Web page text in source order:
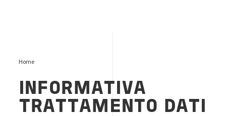
Home
INFORMATIVA
TRATTAMENTO DATI